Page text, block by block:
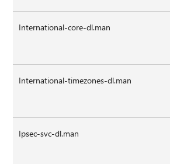
International-core-dl.man
International-timezones-dl.man
Ipsec-svc-dl.man